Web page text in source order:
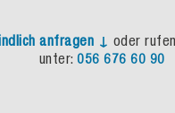
anfragen ↓ oder
unter: 056 676 60 90